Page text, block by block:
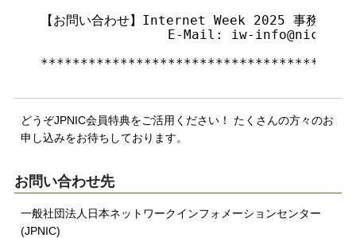
【お問い合わせ】Internet Week 2025 事務局
E-Mail: iw-
どうぞJPNIC会員特典をご活用ください！ たくさんの方々のお
申し込みをお待ちしております。
お問い合わせ先
一般社団法人日本ネットワークインフォメーションセンター
(JPNIC)